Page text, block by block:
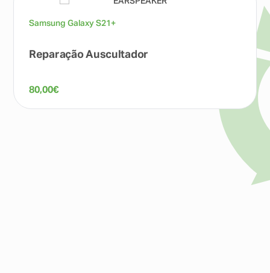
Samsung Galaxy S21+
Reparação Auscultador
80,00€